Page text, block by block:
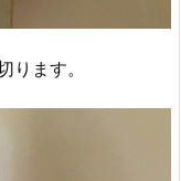
ます。